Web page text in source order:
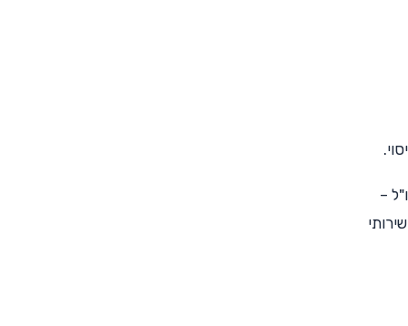
–